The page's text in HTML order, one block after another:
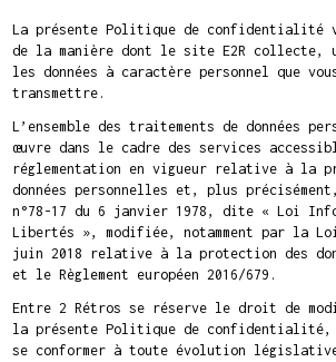
La présente Politique de confidentialité
de la manière dont le site E2R
les données à caractère personnel que
transmettre.
L’ensemble des traitements de données
œuvre dans le cadre des services
réglementation en vigueur relative à la
données personnelles et, plus
n°78-17 du 6 janvier 1978, dite « Loi
Libertés », modifiée, notamment par la
juin 2018 relative à la protection des
et le Règlement européen 2016/679.
Entre 2 Rétros se réserve le droit de
la présente Politique de confidentialité,
se conformer à toute évolution